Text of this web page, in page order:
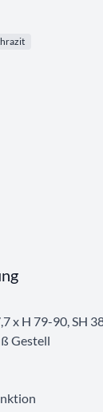
x H 79-90, SH
Gestell